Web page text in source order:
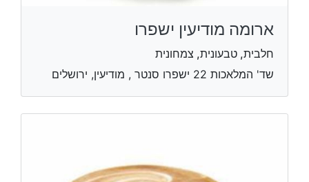
ארומה מודיעין ישפרו
חלבית, טבעונית, צמחונית
שד' המלאכות 22 ישפרו סנטר , מודיעין, ירושלים